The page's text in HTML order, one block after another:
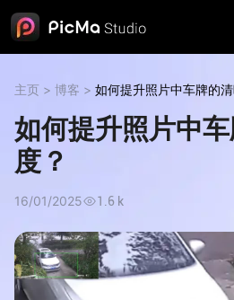
主页 > 博客 > 如何提升照片中车牌的
如何提升照片中
度？
16/01/2025 1.6 k